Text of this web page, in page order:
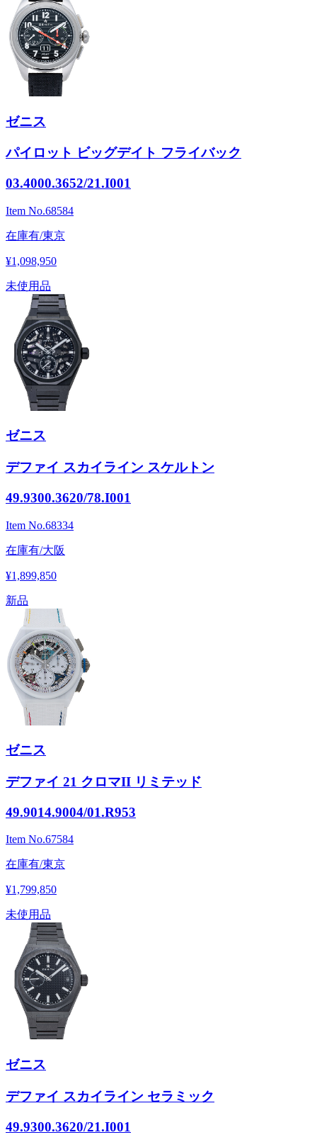
ゼニス
パイロット ビッグデイト フライバック
03.4000.3652/21.I001
Item No.68584
在庫有/東京
¥1,098,950
未使用品
ゼニス
デファイ スカイライン スケルトン
49.9300.3620/78.I001
Item No.68334
在庫有/大阪
¥1,899,850
新品
ゼニス
デファイ 21 クロマII リミテッド
49.9014.9004/01.R953
Item No.67584
在庫有/東京
¥1,799,850
未使用品
ゼニス
デファイ スカイライン セラミック
49.9300.3620/21.I001